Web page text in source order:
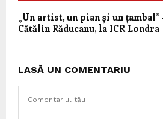
„Un artist, un pian și un
Cătălin Răducanu, la ICR Londra
LASĂ UN COMENTARIU